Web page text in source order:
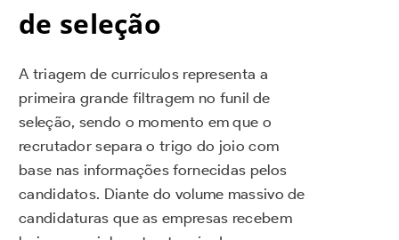
de seleção
A triagem de currículos representa a
primeira grande filtragem no funil de
seleção, sendo o momento em que o
recrutador separa o trigo do joio com
base nas informações fornecidas pelos
candidatos. Diante do volume massivo de
candidaturas que as empresas recebem